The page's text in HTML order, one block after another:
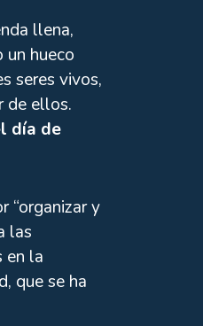
llena,
hueco
seres vivos,
de ellos.
día de
“organizar y
las
en la
que se ha